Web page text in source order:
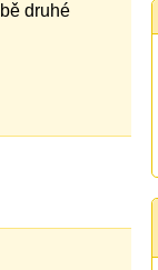
druhé